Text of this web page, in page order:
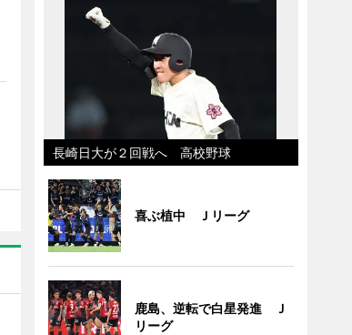
長崎日大が２回戦へ 高校野球
喜ぶ植中 Ｊリーグ
鹿島、逆転で白星発進 Ｊ
リーグ